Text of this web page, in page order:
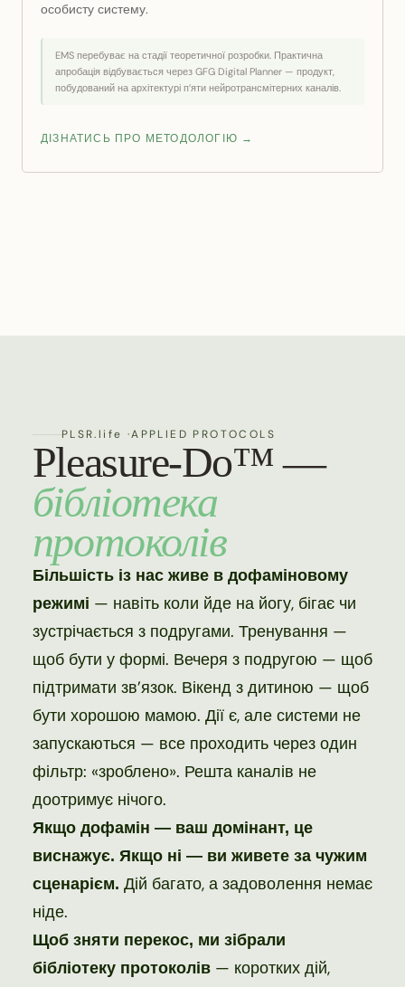
особисту систему.
EMS перебуває на стадії теоретичної розробки. Практична
апробація відбувається через GFG Digital Planner — продукт,
побудований на архітектурі п’яти нейротрансмітерних каналів.
ДІЗНАТИСЬ ПРО МЕТОДОЛОГІЮ →
PLSR.life ·APPLIED PROTOCOLS
Pleasure-Do™ —
бібліотека
протоколів
Більшість із нас живе в дофаміновому
режимі — навіть коли йде на йогу, бігає чи
зустрічається з подругами. Тренування —
щоб бути у формі. Вечеря з подругою — щоб
підтримати зв’язок. Вікенд з дитиною — щоб
бути хорошою мамою. Дії є, але системи не
запускаються — все проходить через один
фільтр: «зроблено». Решта каналів не
доотримує нічого.
Якщо дофамін — ваш домінант, це
виснажує. Якщо ні — ви живете за чужим
сценарієм. Дій багато, а задоволення немає
ніде.
Щоб зняти перекос, ми зібрали
бібліотеку протоколів— коротких дій,